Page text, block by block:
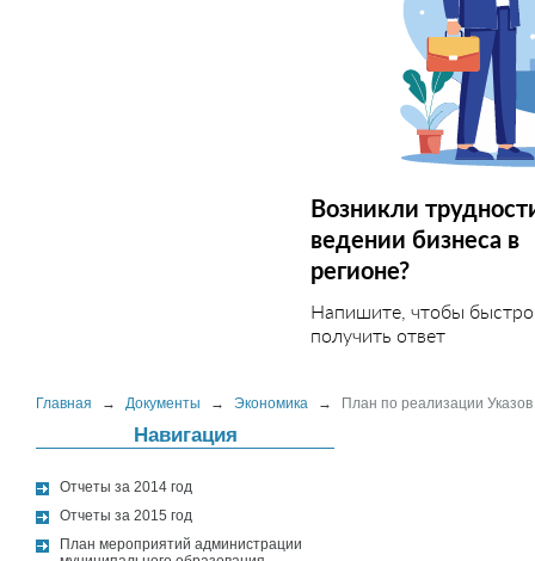
Возникли
ведении бизнеса в
регионе?
Напишите, чтобы быстро
получить ответ
Главная → Документы → Экономика → План по реализации
Навигация
Отчеты за 2014 год
Отчеты за 2015 год
План мероприятий администрации